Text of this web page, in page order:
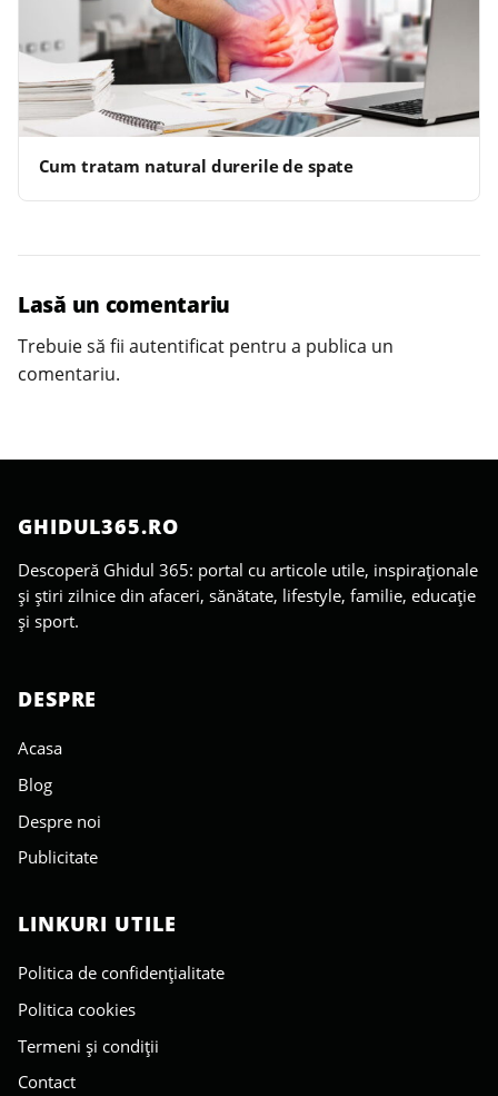
Cum tratam natural durerile de spate
Lasă un comentariu
Trebuie să fii autentificat pentru a publica un
comentariu.
GHIDUL365.RO
Descoperă Ghidul 365: portal cu articole utile, inspiraționale
și știri zilnice din afaceri, sănătate, lifestyle, familie, educație
și sport.
DESPRE
Acasa
Blog
Despre noi
Publicitate
LINKURI UTILE
Politica de confidențialitate
Politica cookies
Termeni și condiții
Contact